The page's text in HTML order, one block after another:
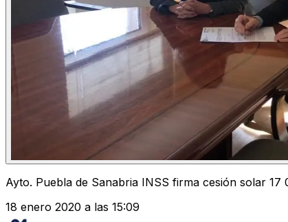
Ayto. Puebla de Sanabria INSS firma cesión solar 17
18 enero 2020 a las 15:09